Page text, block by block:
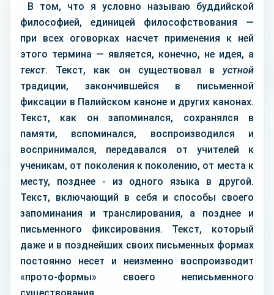
В том, что я условно называю буддийской
философией, единицей философствования —
при всех оговорках насчет применения к ней
этого термина — является, конечно, не идея, а
текст. Текст, как он существовал в устной
традиции, закончившейся в письменной
фиксации в Палийском каноне и других канонах.
Текст, как он запоминался, сохранялся в
памяти, вспоминался, воспроизводился и
воспринимался, передавался от учителей к
ученикам, от поколения к поколению, от места к
месту, позднее - из одного языка в другой.
Текст, включающий в себя и способы своего
запоминания и транслирования, а позднее и
письменного фиксирования. Текст, который
даже и в позднейших своих письменных формах
постоянно несет и неизменно воспроизводит
«прото-формы» своего неписьменного